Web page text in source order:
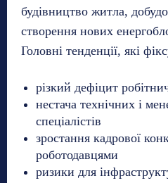
будівництво житла,
створення нових
Головні тенденції, які
різкий дефіцит
нестача технічних і
спеціалістів
зростання кадрової
роботодавцями
ризики для